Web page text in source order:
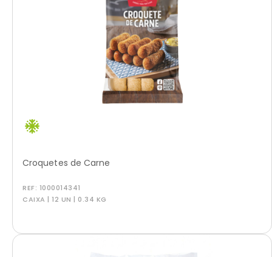
Croquetes de Carne
REF: 1000014341
CAIXA | 12 UN | 0.34 KG